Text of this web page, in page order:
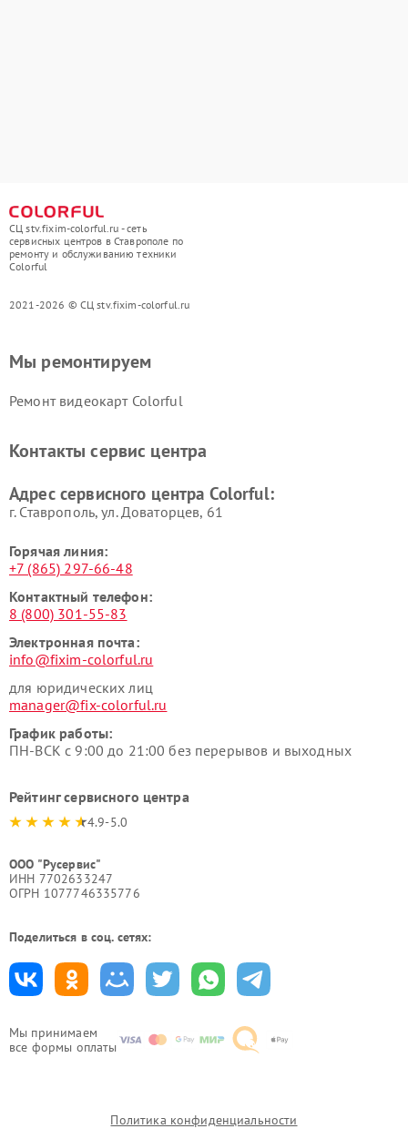
СЦ stv.fixim-colorful.ru - сеть
сервисных центров в Ставрополе по
ремонту и обслуживанию техники
Colorful
2021-2026 © СЦ stv.fixim-colorful.ru
Мы принимаем
все формы оплаты
Мы ремонтируем
Ремонт видеокарт Colorful
Контакты сервис центра
Адрес сервисного центра Colorful:
г. Ставрополь, ул. Доваторцев, 61
Горячая линия:
+7 (865) 297-66-48
Контактный телефон:
8 (800) 301-55-83
Электронная почта:
info@fixim-colorful.ru
для юридических лиц
manager@fix-colorful.ru
График работы:
ПН-ВСК с 9:00 до 21:00 без перерывов и выходных
Рейтинг сервисного центра
4.9-5.0
ООО "Русервис"
ИНН 7702633247
ОГРН 1077746335776
Поделиться в соц. сетях:
Политика конфиденциальности